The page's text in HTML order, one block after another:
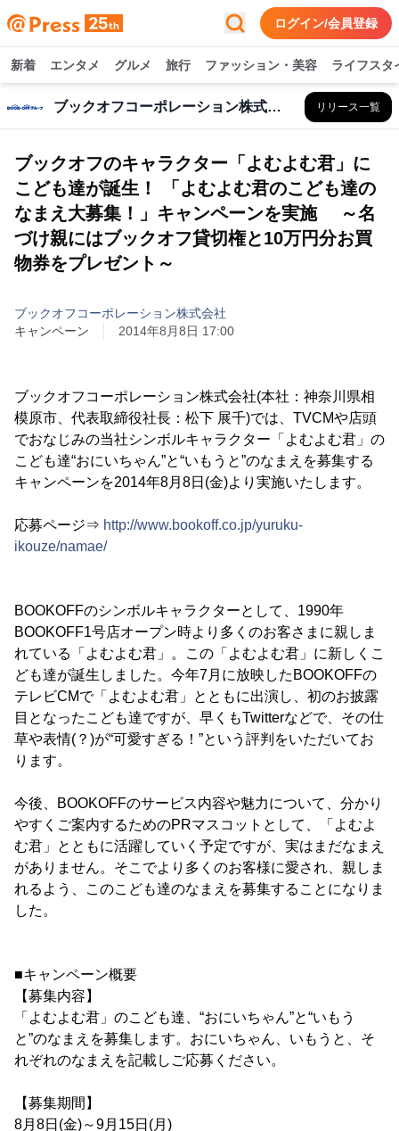
ログイン/会員登録
新着 エンタメ グルメ 旅行 ファッション・美容 ライフスタ
ブックオフコーポレーション株式会社 リリース一覧
ブックオフのキャラクター「よむよむ君」に
こども達が誕生！ 「よむよむ君のこども達の
なまえ大募集！」キャンペーンを実施 ～名
づけ親にはブックオフ貸切権と10万円分お買
物券をプレゼント～
ブックオフコーポレーション株式会社
キャンペーン
2014年8月8日 17:00
ブックオフコーポレーション株式会社(本社：神奈川県相
模原市、代表取締役社長：松下 展千)では、TVCMや店頭
でおなじみの当社シンボルキャラクター「よむよむ君」の
こども達“おにいちゃん”と“いもうと”のなまえを募集する
キャンペーンを2014年8月8日(金)より実施いたします。
応募ページ⇒ http://www.bookoff.co.jp/yuruku-
ikouze/namae/
BOOKOFFのシンボルキャラクターとして、1990年
BOOKOFF1号店オープン時より多くのお客さまに親しま
れている「よむよむ君」。この「よむよむ君」に新しくこ
ども達が誕生しました。今年7月に放映したBOOKOFFの
テレビCMで「よむよむ君」とともに出演し、初のお披露
目となったこども達ですが、早くもTwitterなどで、その仕
草や表情(？)が“可愛すぎる！”という評判をいただいてお
ります。
今後、BOOKOFFのサービス内容や魅力について、分かり
やすくご案内するためのPRマスコットとして、「よむよ
む君」とともに活躍していく予定ですが、実はまだなまえ
がありません。そこでより多くのお客様に愛され、親しま
れるよう、このこども達のなまえを募集することになりま
した。
■キャンペーン概要
【募集内容】
「よむよむ君」のこども達、“おにいちゃん”と“いもう
と”のなまえを募集します。おにいちゃん、いもうと、そ
れぞれのなまえを記載しご応募ください。
【募集期間】
8月8日(金)～9月15日(月)